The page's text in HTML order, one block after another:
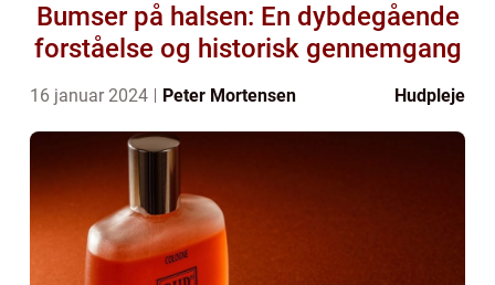
Bumser på halsen: En dybdegående
forståelse og historisk gennemgang
16 januar 2024 Peter Mortensen Hudpleje